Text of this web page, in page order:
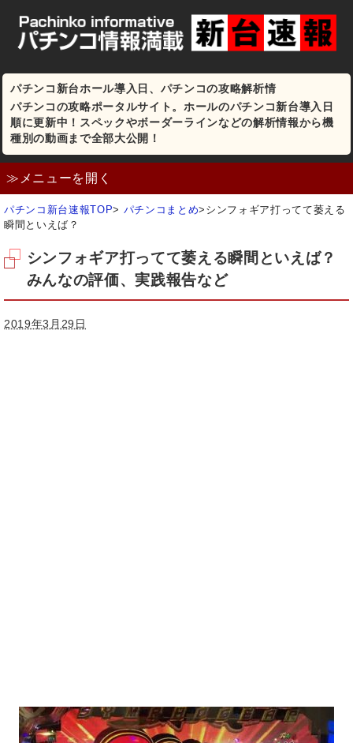
パチンコ新台ホール導入日、パチンコの攻略解析情
パチンコの攻略ポータルサイト。ホールのパチンコ新台導入日
順に更新中！スペックやボーダーラインなどの解析情報から機
種別の動画まで全部大公開！
≫メニューを開く
パチンコ新台速報TOP> パチンコまとめ> シンフォギア打ってて萎える
瞬間といえば？
シンフォギア打ってて萎える瞬間といえば？
みんなの評価、実践報告など
2019年3月29日